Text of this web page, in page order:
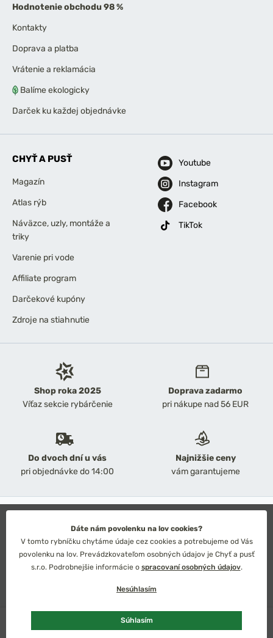
47,70 €
Shop roka 2025
Víťaz sekcie rybárčenie
Doprava zadarmo
pri nákupe nad 56 EUR
Do dvoch dní u vás
pri objednávke do 14:00
Najnižšie ceny
vám garantujeme
Hodnotenie obchodu 98 %
Kontakty
Doprava a platba
Vrátenie a reklamácia
Balíme ekologicky
Darček ku každej objednávke
CHYŤ A PUSŤ
Magazín
Atlas rýb
Náväzce, uzly, montáže a
triky
Varenie pri vode
Affiliate program
Darčekové kupóny
Zdroje na stiahnutie
Youtube
Instagram
Facebook
TikTok
Obchodné podmienky
Ochrana osobných údajov
Technické riešenie: Simplia s.r.o.
Strategický dizajn: Petr Široký
Dáte nám povolenku na lov cookies?
V tomto rybníčku chytáme údaje cez cookies a potrebujeme od Vás
povolenku na lov. Prevádzkovateľom osobných údajov je Chyť a pusť
s.r.o. Podrobnejšie informácie o spracovaní osobných údajov.
Nesúhlasím
Súhlasím